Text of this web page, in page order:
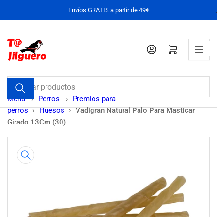
Envíos GRATIS a partir de 49€
Buscar
productos
Iniciar sesiónAbrir cesta pequeña
Menu › Perros › Premios para
perros › Huesos › Vadigran Natural Palo Para Masticar
Girado 13Cm (30)